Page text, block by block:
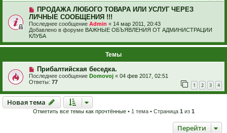
ПРОДАЖА ЛЮБОГО ТОВАРА ИЛИ УСЛУГ ЧЕРЕЗ
ЛИЧНЫЕ СООБЩЕНИЯ !!!
Последнее сообщение Admin « 14 мар 2011, 20:43
Добавлено в форуме ВАЖНЫЕ ОБЪЯВЛЕНИЯ ОТ АДМИНИСТРАЦИИ
КЛУБА
Темы
Прибалтийская беседка.
Последнее сообщение Domovoj « 04 фев 2017, 02:51
Ответы: 77 1 2 3 4
Новая тема
Новаятема
Отметить все темы как прочтённые• 1 тема • Страница 1 из 1
Перейти